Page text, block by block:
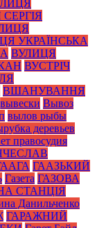
УКРАЇНСЬКА
ВУЛИЦЯ
ВУСТРІЧ
ВШАНУВАННЯ
вывески Вывоз
вылов рыбы
деревьев
правосудия
ГААЗЬКИЙ
Газета ГАЗОВА
СТАНЦІЯ
Данильченко
ГАРАЖНИЙ